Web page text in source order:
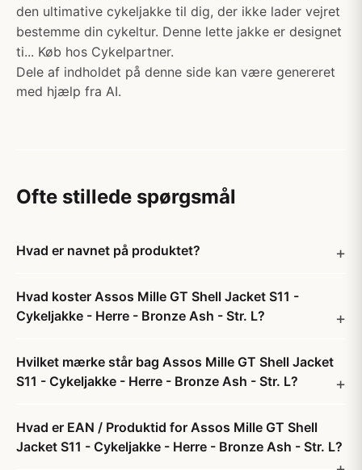
den ultimative cykeljakke til dig, der ikke lader vejret
bestemme din cykeltur. Denne lette jakke er designet
ti... Køb hos Cykelpartner.
Dele af indholdet på denne side kan være genereret
med hjælp fra AI.
Ofte stillede spørgsmål
Hvad er navnet på produktet?
Hvad koster Assos Mille GT Shell Jacket S11 -
Cykeljakke - Herre - Bronze Ash - Str. L?
Hvilket mærke står bag Assos Mille GT Shell Jacket
S11 - Cykeljakke - Herre - Bronze Ash - Str. L?
Hvad er EAN / Produktid for Assos Mille GT Shell
Jacket S11 - Cykeljakke - Herre - Bronze Ash - Str. L?